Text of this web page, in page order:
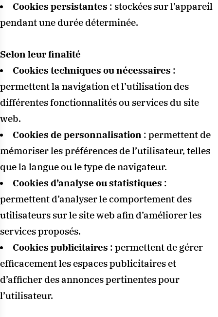
Cookies persistantes : stockées sur l’appareil
pendant une durée déterminée.
Selon leur finalité
Cookies techniques ou nécessaires :
permettent la navigation et l’utilisation des
différentes fonctionnalités ou services du site
web.
Cookies de personnalisation : permettent de
mémoriser les préférences de l’utilisateur, telles
que la langue ou le type de navigateur.
Cookies d’analyse ou statistiques :
permettent d’analyser le comportement des
utilisateurs sur le site web afin d’améliorer les
services proposés.
Cookies publicitaires : permettent de gérer
efficacement les espaces publicitaires et
d’afficher des annonces pertinentes pour
l’utilisateur.